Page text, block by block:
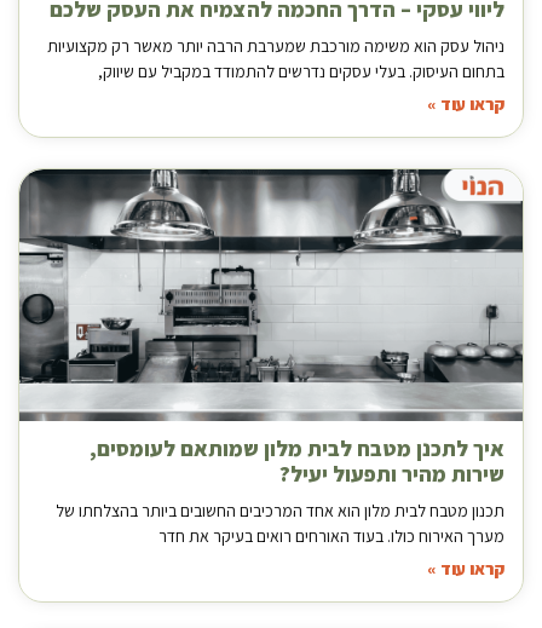
ליווי עסקי – הדרך החכמה להצמיח את העסק שלכם
ניהול עסק הוא משימה מורכבת שמערבת הרבה יותר מאשר רק מקצועיות
בתחום העיסוק. בעלי עסקים נדרשים להתמודד במקביל עם שיווק,
קראו עוד »
איך לתכנן מטבח לבית מלון שמותאם לעומסים,
שירות מהיר ותפעול יעיל?
תכנון מטבח לבית מלון הוא אחד המרכיבים החשובים ביותר בהצלחתו של
מערך האירוח כולו. בעוד האורחים רואים בעיקר את חדר
קראו עוד »